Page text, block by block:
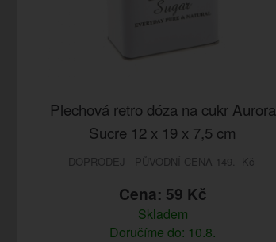
Plechová retro dóza na cukr Aurora
Sucre 12 x 19 x 7,5 cm
DOPRODEJ - PŮVODNÍ CENA 149.- Kč
Cena: 59 Kč
Skladem
Doručíme do: 10.8.